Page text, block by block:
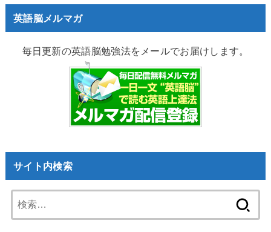
英語脳メルマガ
毎日更新の英語脳勉強法をメールでお届けします。
サイト内検索
索: